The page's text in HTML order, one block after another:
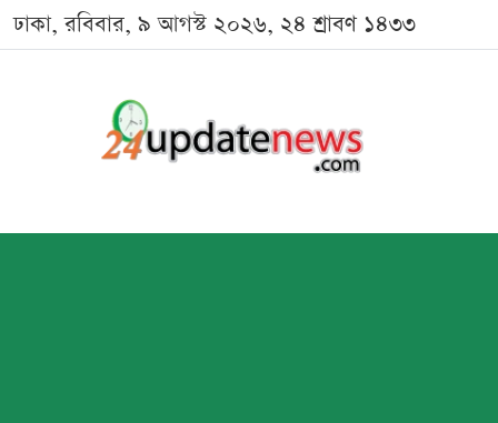
ঢাকা, রবিবার, ৯ আগস্ট ২০২৬, ২৪ শ্রাবণ ১৪৩৩